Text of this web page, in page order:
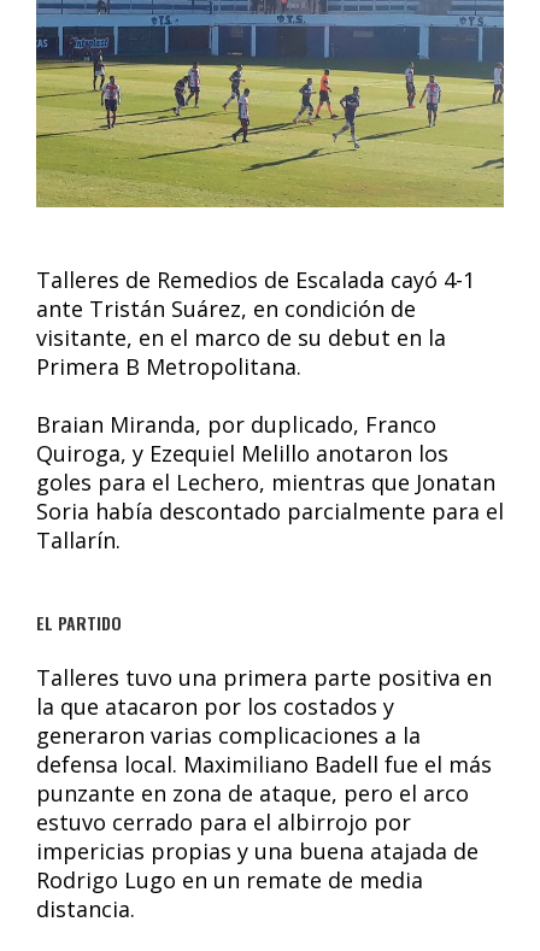
Talleres de Remedios de Escalada cayó 4-1
ante Tristán Suárez, en condición de
visitante, en el marco de su debut en la
Primera B Metropolitana.
Braian Miranda, por duplicado, Franco
Quiroga, y Ezequiel Melillo anotaron los
goles para el Lechero, mientras que Jonatan
Soria había descontado parcialmente para el
Tallarín.
EL PARTIDO
Talleres tuvo una primera parte positiva en
la que atacaron por los costados y
generaron varias complicaciones a la
defensa local. Maximiliano Badell fue el más
punzante en zona de ataque, pero el arco
estuvo cerrado para el albirrojo por
impericias propias y una buena atajada de
Rodrigo Lugo en un remate de media
distancia.